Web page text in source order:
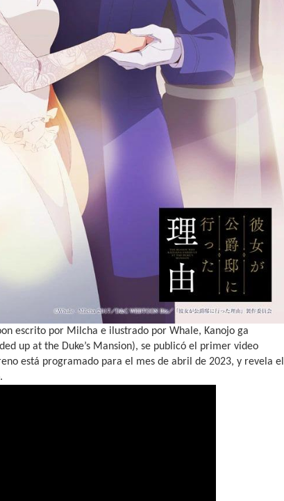
escrito por Milcha e ilustrado por Whale, Kanojo ga
up at the Duke’s Mansion), se publicó el primer video
está programado para el mes de abril de 2023, y revela el